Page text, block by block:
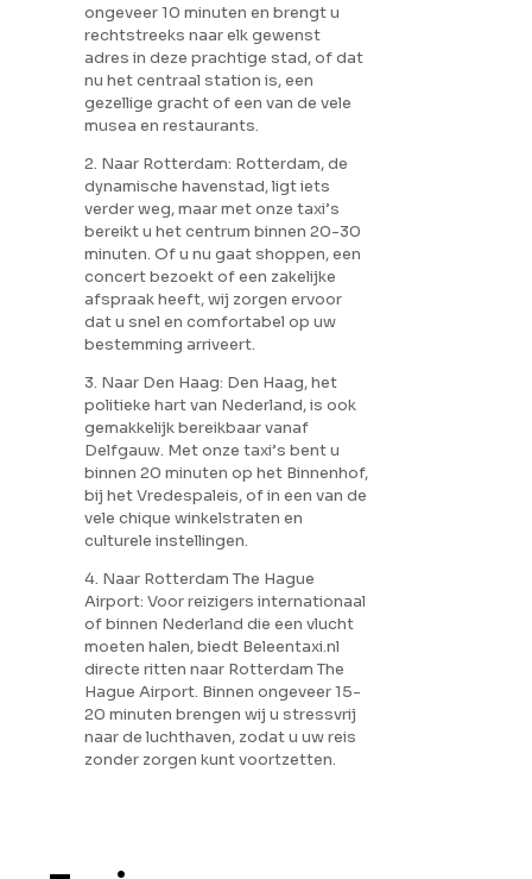
ongeveer 10 minuten en brengt u
rechtstreeks naar elk gewenst
adres in deze prachtige stad, of dat
nu het centraal station is, een
gezellige gracht of een van de vele
musea en restaurants.
2. Naar Rotterdam: Rotterdam, de
dynamische havenstad, ligt iets
verder weg, maar met onze taxi’s
bereikt u het centrum binnen 20-30
minuten. Of u nu gaat shoppen, een
concert bezoekt of een zakelijke
afspraak heeft, wij zorgen ervoor
dat u snel en comfortabel op uw
bestemming arriveert.
3. Naar Den Haag: Den Haag, het
politieke hart van Nederland, is ook
gemakkelijk bereikbaar vanaf
Delfgauw. Met onze taxi’s bent u
binnen 20 minuten op het Binnenhof,
bij het Vredespaleis, of in een van de
vele chique winkelstraten en
culturele instellingen.
4. Naar Rotterdam The Hague
Airport: Voor reizigers internationaal
of binnen Nederland die een vlucht
moeten halen, biedt Beleentaxi.nl
directe ritten naar Rotterdam The
Hague Airport. Binnen ongeveer 15-
20 minuten brengen wij u stressvrij
naar de luchthaven, zodat u uw reis
zonder zorgen kunt voortzetten.